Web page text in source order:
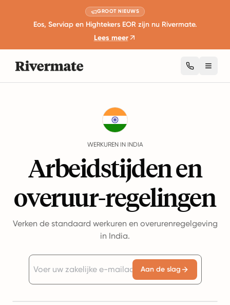
GROOT NIEUWS
Eos, Serviap en Hightekers EOR zijn nu Rivermate.
Lees meer
WERKUREN IN INDIA
Arbeidstijden en
overuur-regelingen
Verken de standaard werkuren en overurenregelgeving
in India.
Aan de slag